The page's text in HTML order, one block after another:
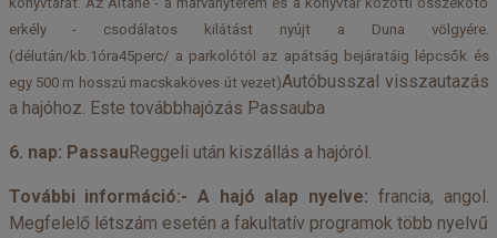
erkély - csodálatos kilátást nyújt a Duna völgyére.
(délután/kb.1óra45perc/ a parkolótól az apátság bejáratáig lépcsők és
egy 500 m hosszú macskaköves út vezet)Autóbusszal visszautazás
a hajóhoz. Este továbbhajózás Passauba
6. nap: PassauReggeli után kiszállás a hajóról.
További információ:- A hajó alap nyelve: francia, angol.
Megfelelő létszám esetén a fakultatív programok több nyelvű